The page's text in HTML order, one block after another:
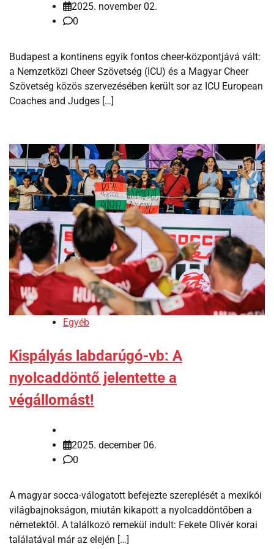
2025. november 02.
0
Budapest a kontinens egyik fontos cheer-központjává vált:
a Nemzetközi Cheer Szövetség (ICU) és a Magyar Cheer
Szövetség közös szervezésében került sor az ICU European
Coaches and Judges […]
Egyéb
Kispályás labdarúgó-vb: A
nyolcaddöntő jelentette a
végállomást!
2025. december 06.
0
A magyar socca-válogatott befejezte szereplését a mexikói
világbajnokságon, miután kikapott a nyolcaddöntőben a
németektől. A találkozó remekül indult: Fekete Olivér korai
találatával már az elején […]